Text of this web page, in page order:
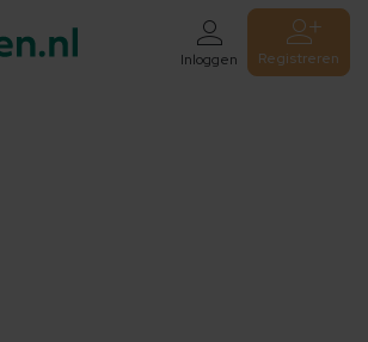
Inloggen Registreren